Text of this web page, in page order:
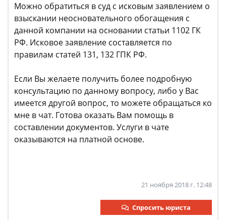
Можно обратиться в суд с исковым заявлением о
взыскании неосновательного обогащения с
данной компании на основании статьи 1102 ГК
РФ. Исковое заявление составляется по
правилам статей 131, 132 ГПК РФ.
Если Вы желаете получить более подробную
консультацию по данному вопросу, либо у Вас
имеется другой вопрос, то можете обращаться ко
мне в чат. Готова оказать Вам помощь в
составлении документов. Услуги в чате
оказываются на платной основе.
21 ноября 2018 г. 12:48
Спросить юриста